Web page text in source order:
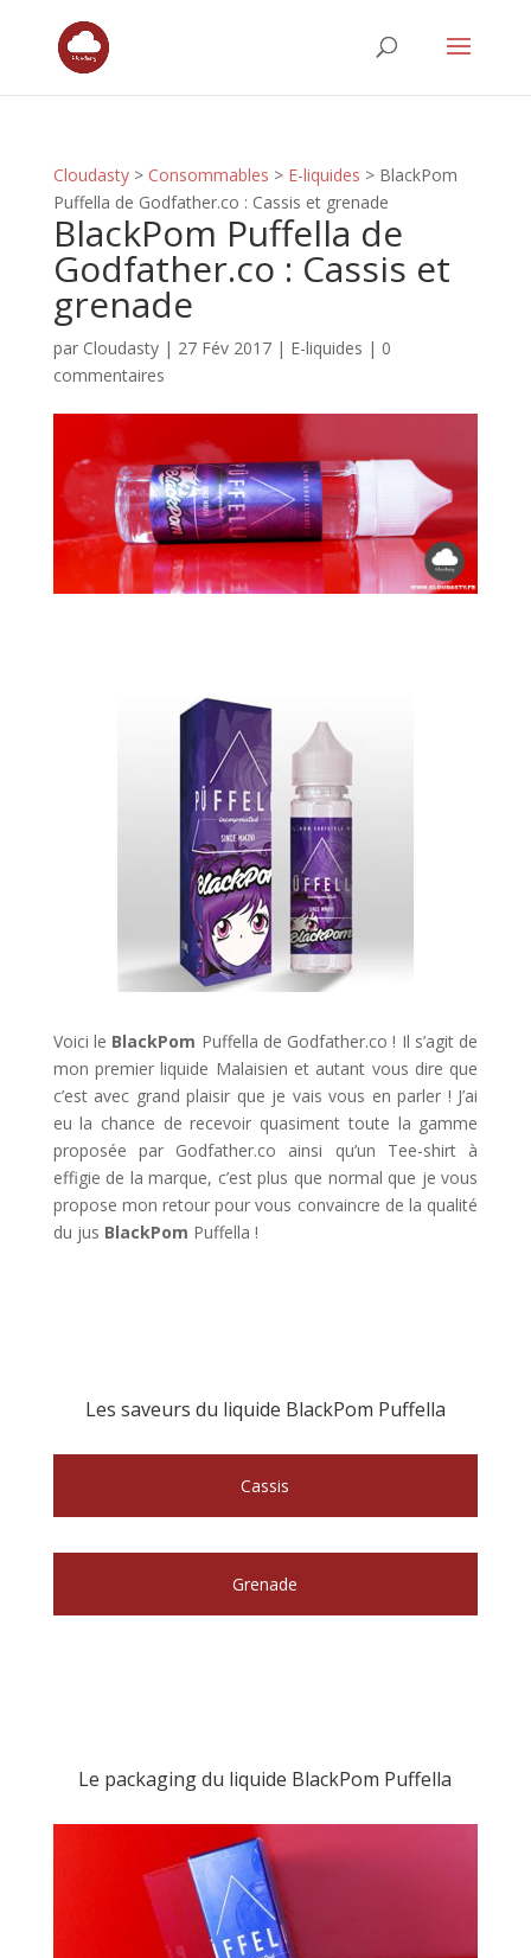
Cloudasty> Consommables > E-liquides > BlackPom
Puffella de Godfather.co : Cassis et grenade
BlackPom Puffella de
Godfather.co : Cassis et
grenade
par Cloudasty| 27 Fév 2017| E-liquides | 0
commentaires
Voici le BlackPom Puffella de Godfather.co ! Il s’agit de
mon premier liquide Malaisien et autant vous dire que
c’est avec grand plaisir que je vais vous en parler ! J’ai
eu la chance de recevoir quasiment toute la gamme
proposée par Godfather.co ainsi qu’un Tee-shirt à
effigie de la marque, c’est plus que normal que je vous
propose mon retour pour vous convaincre de la qualité
du jus BlackPom Puffella !
Les saveurs du liquide BlackPom Puffella
Cassis
Grenade
Le packaging du liquide BlackPom Puffella